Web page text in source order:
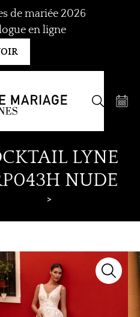
de mariée 2026
en ligne
LYNE
NUDE